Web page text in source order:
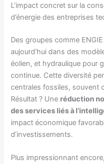
L’impact concret sur la
d’énergie des entreprises
Des groupes comme
aujourd’hui dans des
éolien, et hydraulique pour
continue. Cette diversité
centrales fossiles, souvent
Résultat ? Une réduction
des services liés à
impact économique
d’investissements.
Plus impressionnant